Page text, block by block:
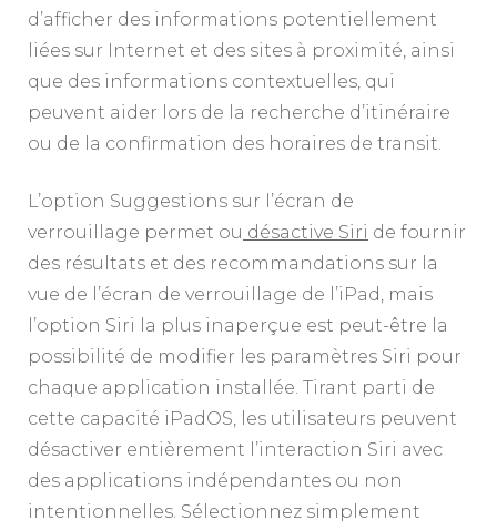
d’afficher des informations potentiellement
liées sur Internet et des sites à proximité, ainsi
que des informations contextuelles, qui
peuvent aider lors de la recherche d’itinéraire
ou de la confirmation des horaires de transit.
L’option Suggestions sur l’écran de
verrouillage permet ou désactive Siri de fournir
des résultats et des recommandations sur la
vue de l’écran de verrouillage de l’iPad, mais
l’option Siri la plus inaperçue est peut-être la
possibilité de modifier les paramètres Siri pour
chaque application installée. Tirant parti de
cette capacité iPadOS, les utilisateurs peuvent
désactiver entièrement l’interaction Siri avec
des applications indépendantes ou non
intentionnelles. Sélectionnez simplement